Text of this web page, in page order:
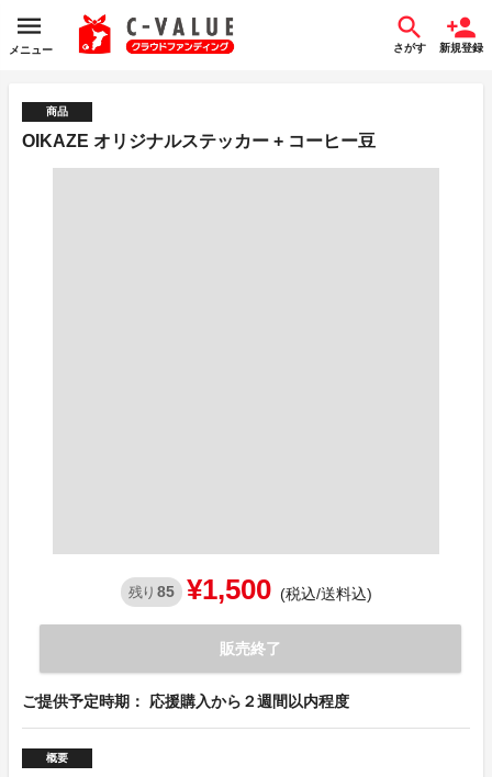
メニュー さがす 新規登録
商品
OIKAZE オリジナルステッカー + コーヒー豆
残り 85 ¥1,500 (税込/送料込)
販売終了
ご提供予定時期： 応援購入から２週間以内程度
概要